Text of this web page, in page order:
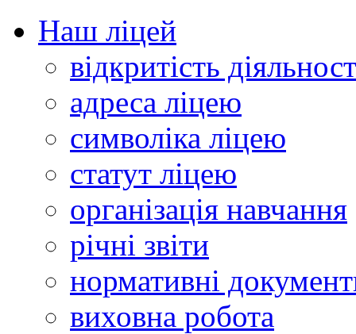
Наш ліцей
відкритість
адреса ліцею
символіка ліцею
статут ліцею
організація навчання
річні звіти
нормативні
виховна робота